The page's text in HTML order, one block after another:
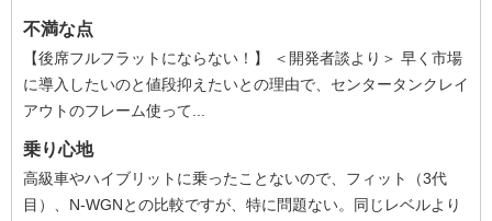
不満な点
【後席フルフラットにならない！】 ＜開発者談より＞ 早く市場
に導入したいのと値段抑えたいとの理由で、センタータンクレイ
アウトのフレーム使って...
乗り心地
高級車やハイブリットに乗ったことないので、フィット（3代
目）、N-WGNとの比較ですが、特に問題ない。同じレベルより